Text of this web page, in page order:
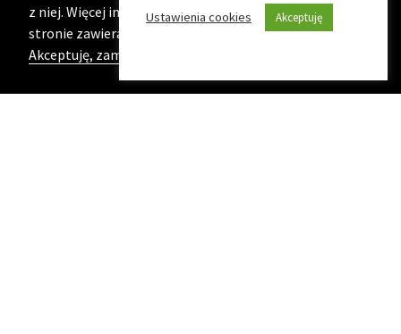
z niej. Więcej informacji na ten temat znajduje się na
stronie zawierającej naszą
Politykę prywatności
Akceptuję, zamknij komunikat
Ustawienia cookies Akceptuję